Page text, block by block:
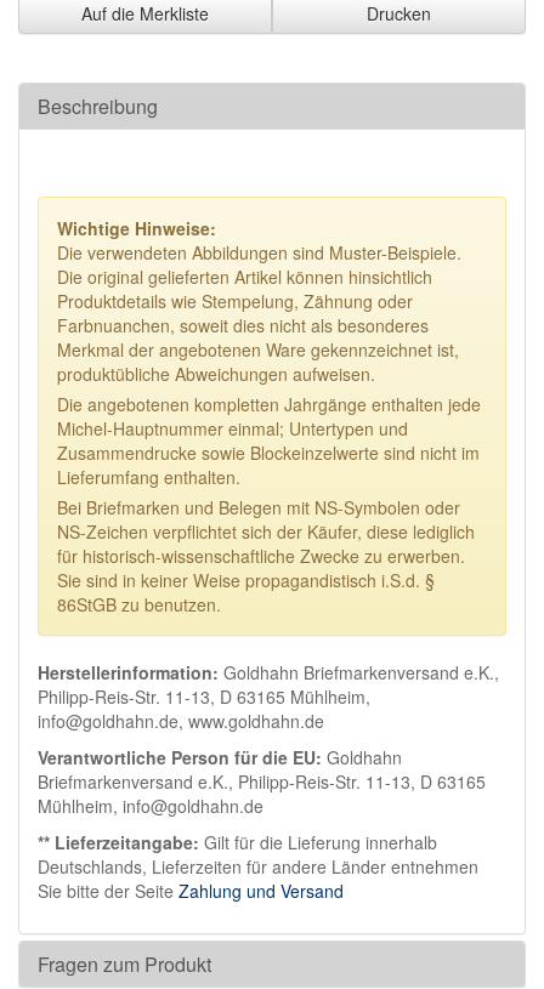
Auf die Merkliste Drucken
Beschreibung
Wichtige Hinweise:
Die verwendeten Abbildungen sind Muster-Beispiele.
Die original gelieferten Artikel können hinsichtlich
Produktdetails wie Stempelung, Zähnung oder
Farbnuanchen, soweit dies nicht als besonderes
Merkmal der angebotenen Ware gekennzeichnet ist,
produktübliche Abweichungen aufweisen.
Die angebotenen kompletten Jahrgänge enthalten jede
Michel-Hauptnummer einmal; Untertypen und
Zusammendrucke sowie Blockeinzelwerte sind nicht im
Lieferumfang enthalten.
Bei Briefmarken und Belegen mit NS-Symbolen oder
NS-Zeichen verpflichtet sich der Käufer, diese lediglich
für historisch-wissenschaftliche Zwecke zu erwerben.
Sie sind in keiner Weise propagandistisch i.S.d. §
86StGB zu benutzen.
Herstellerinformation: Goldhahn Briefmarkenversand e.K.,
Philipp-Reis-Str. 11-13, D 63165 Mühlheim,
info@goldhahn.de, www.goldhahn.de
Verantwortliche Person für die EU: Goldhahn
Briefmarkenversand e.K., Philipp-Reis-Str. 11-13, D 63165
Mühlheim, info@goldhahn.de
** Lieferzeitangabe: Gilt für die Lieferung innerhalb
Deutschlands, Lieferzeiten für andere Länder entnehmen
Sie bitte der Seite Zahlung und Versand
Fragen zum Produkt